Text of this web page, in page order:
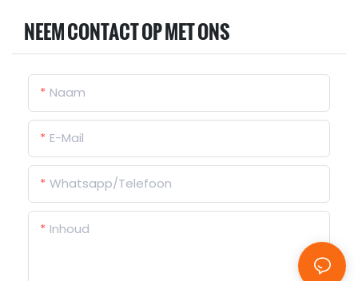
NEEM CONTACT OP MET ONS
Naam
E-Mail
Whatsapp/Telefoon
Inhoud